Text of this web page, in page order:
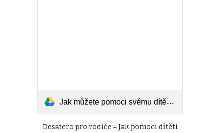
Jak můžete pomoci svému dítěti před nástupem do ZŠ.pdf
Desatero pro rodiče = Jak pomoci dítěti